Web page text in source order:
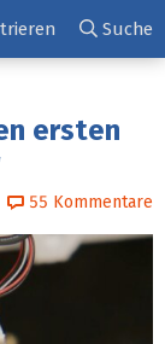
Suche
ersten
55 Kommentare